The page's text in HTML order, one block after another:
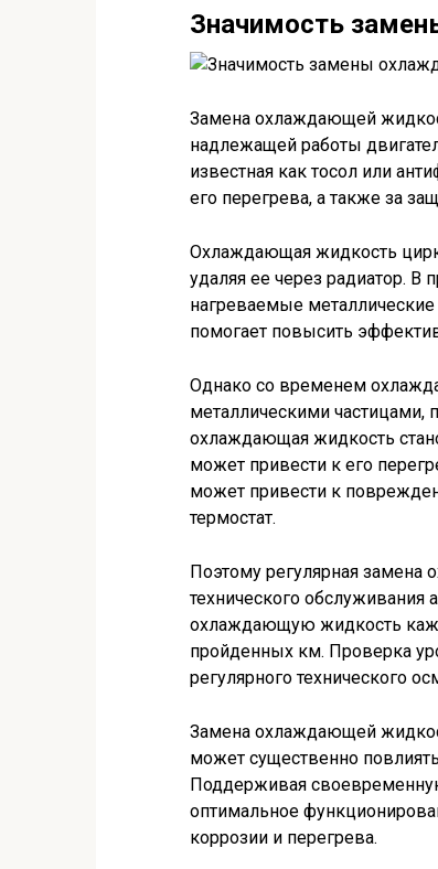
Значимость
Замена охлаждающей
надлежащей работы
известная как тосол или
его перегрева, а также за
Охлаждающая жидкость
удаляя ее через радиатор.
нагреваемые металлические
помогает повысить
Однако со временем
металлическими частицами,
охлаждающая жидкость
может привести к его
может привести к
термостат.
Поэтому регулярная
технического
охлаждающую жидкость
пройденных км. Проверка
регулярного технического
Замена охлаждающей
может существенно
Поддерживая
оптимальное
коррозии и перегрева.